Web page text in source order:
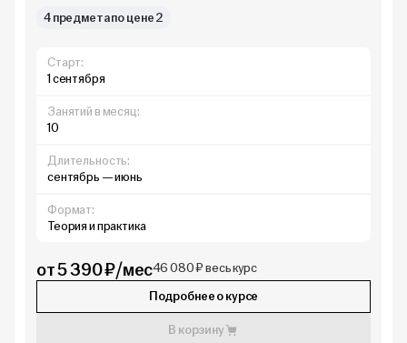
4 предмета по цене 2
Старт:
1 сентября
Занятий в месяц:
10
Длительность:
сентябрь — июнь
Формат:
Теория и практика
от 5 390 ₽/мес46 080 ₽ весь курс
Подробнее о курсе
В корзину